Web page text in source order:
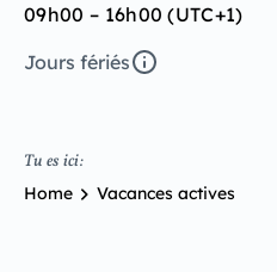
09h00 – 16h00 (UTC+1)
Jours fériés
Tu es ici:
Home Vacances actives